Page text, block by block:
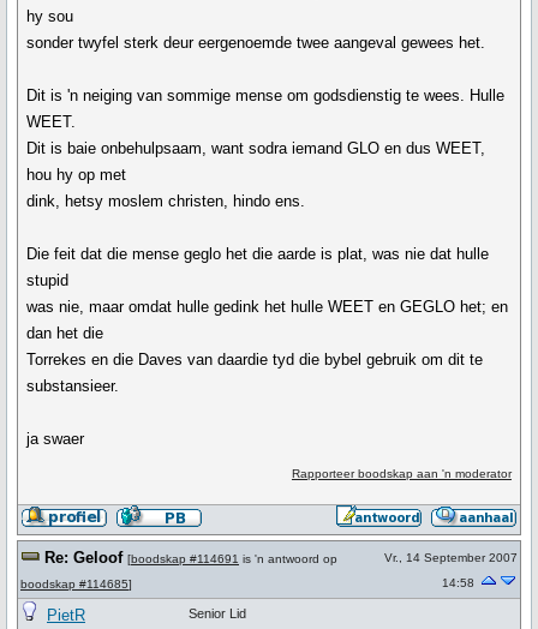
hy sou
sonder twyfel sterk deur eergenoemde twee aangeval gewees het.
Dit is 'n neiging van sommige mense om godsdienstig te wees. Hulle
WEET.
Dit is baie onbehulpsaam, want sodra iemand GLO en dus WEET,
hou hy op met
dink, hetsy moslem christen, hindo ens.
Die feit dat die mense geglo het die aarde is plat, was nie dat hulle
stupid
was nie, maar omdat hulle gedink het hulle WEET en GEGLO het; en
dan het die
Torrekes en die Daves van daardie tyd die bybel gebruik om dit te
substansieer.
ja swaer
Rapporteer boodskap aan 'n moderator
Re: Geloof [boodskap #114691 is 'n antwoord op
boodskap #114685]
Vr., 14 September 2007
14:58
PietR Senior Lid